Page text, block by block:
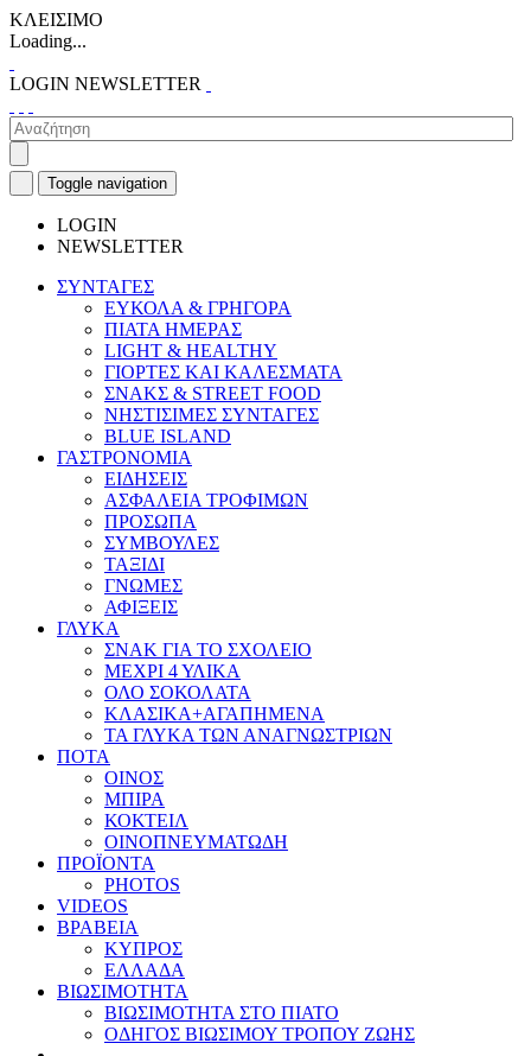
ΚΛΕΙΣΙΜΟ
Loading...
LOGIN NEWSLETTER
Toggle navigation
LOGIN
NEWSLETTER
ΣΥΝΤΑΓΕΣ
ΕΥΚΟΛΑ & ΓΡΗΓΟΡΑ
ΠΙΑΤΑ ΗΜΕΡΑΣ
LIGHT & HEALTHY
ΓΙΟΡΤΕΣ ΚΑΙ ΚΑΛΕΣΜΑΤΑ
ΣΝΑΚΣ & STREET FOOD
ΝΗΣΤΙΣΙΜΕΣ ΣΥΝΤΑΓΕΣ
BLUE ISLAND
ΓΑΣΤΡΟΝΟΜΙΑ
ΕΙΔΗΣΕΙΣ
ΑΣΦΑΛΕΙΑ ΤΡΟΦΙΜΩΝ
ΠΡΟΣΩΠΑ
ΣΥΜΒΟΥΛΕΣ
ΤΑΞΙΔΙ
ΓΝΩΜΕΣ
ΑΦΙΞΕΙΣ
ΓΛΥΚΑ
ΣΝΑΚ ΓΙΑ ΤΟ ΣΧΟΛΕΙΟ
ΜΕΧΡΙ 4 ΥΛΙΚΑ
ΟΛΟ ΣΟΚΟΛΑΤΑ
ΚΛΑΣΙΚΑ+ΑΓΑΠΗΜΕΝΑ
ΤΑ ΓΛΥΚΑ ΤΩΝ ΑΝΑΓΝΩΣΤΡΙΩΝ
ΠΟΤΑ
ΟΙΝΟΣ
ΜΠΙΡΑ
ΚΟΚΤΕΙΛ
ΟΙΝΟΠΝΕΥΜΑΤΩΔΗ
ΠΡΟΪΟΝΤΑ
PHOTOS
VIDEOS
ΒΡΑΒΕΙΑ
ΚΥΠΡΟΣ
ΕΛΛΑΔΑ
ΒΙΩΣΙΜΟΤΗΤΑ
ΒΙΩΣΙΜΟΤΗΤΑ ΣΤΟ ΠΙΑΤΟ
ΟΔΗΓΟΣ ΒΙΩΣΙΜΟΥ ΤΡΟΠΟΥ ΖΩΗΣ